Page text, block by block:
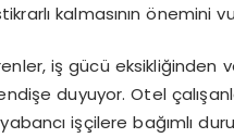
kalmasının önemini
iş gücü
duyuyor. Otel
işçilere bağımlı